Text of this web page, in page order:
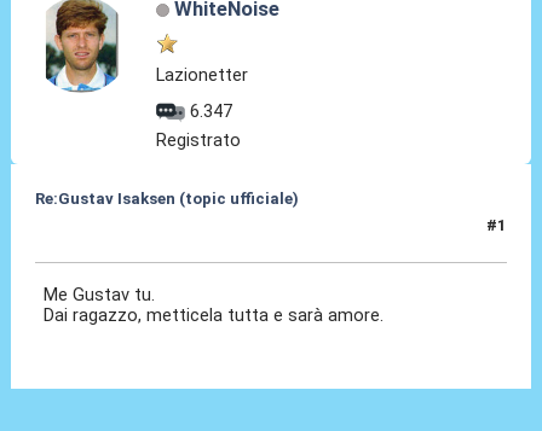
WhiteNoise
Lazionetter
6.347
Registrato
Re:Gustav Isaksen (topic ufficiale)
#1
Me Gustav tu.
Dai ragazzo, metticela tutta e sarà amore.